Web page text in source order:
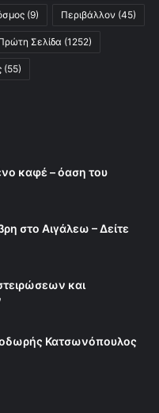
(9) Περιβάλλον (45)
Σελίδα (1252)
(55)
καφέ – όαση του
στο Αιγάλεω – Δείτε
και
Κατσωνόπουλος